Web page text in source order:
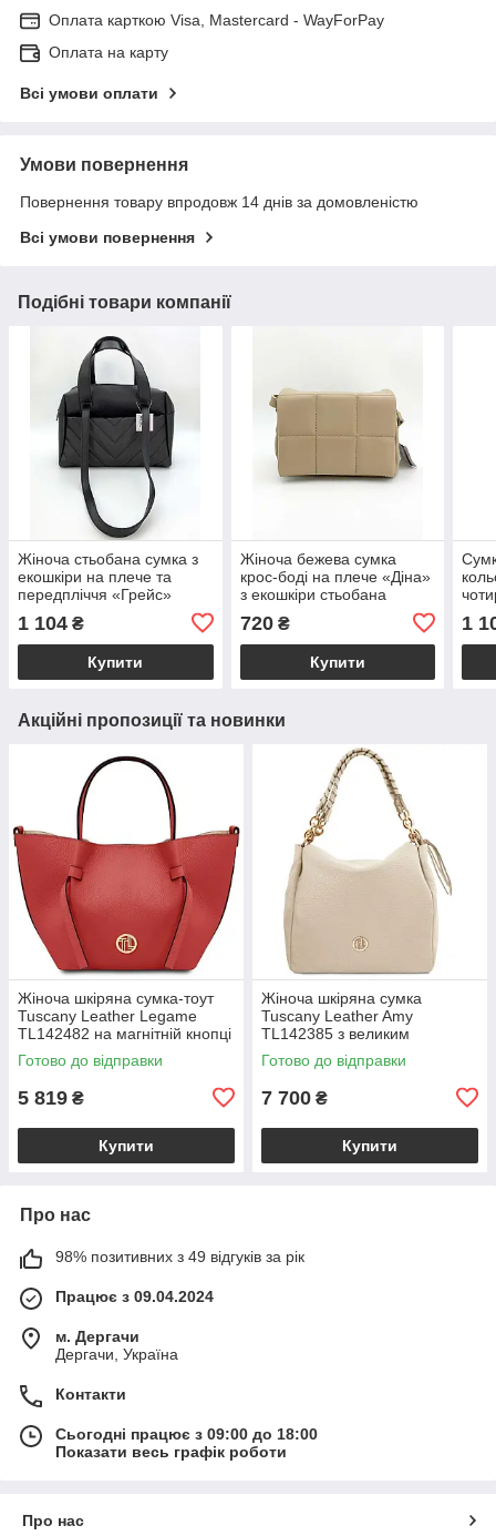
Оплата карткою Visa, Mastercard - WayForPay
Оплата на карту
Всі умови оплати
Умови повернення
Повернення товару впродовж 14 днів за домовленістю
Всі умови повернення
Подібні товари компанії
Жіноча стьобана сумка з
екошкіри на плече та
передпліччя «Грейс»
1 104 ₴
Купити
Жіноча бежева сумка
крос-боді на плече «Діна»
з екошкіри стьобана
720₴
Купити
1
Акційні пропозиції та новинки
Жіноча шкіряна сумка-тоут
Tuscany Leather Legame
TL142482 на магнітній кнопці
з плечовим ременем,
коралова BS2482_1_105
Готово до відправки
5 819 ₴
Купити
Жіноча шкіряна сумка
Tuscany Leather Amy
TL142385 з великим
відділенням і плечовим
ременем, бежева
Готово до відправки
7 700 ₴
Купити
Про нас
98% позитивних з 49 відгуків за рік
Працює з 09.04.2024
м. Дергачи
Дергачи, Україна
Контакти
Сьогодні працює з 09:00 до 18:00
Показати весь графік роботи
Про нас